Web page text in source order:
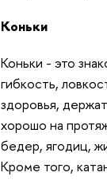
Коньки
Коньки - это
гибкость,
здоровья,
хорошо на
бедер, ягодиц,
Кроме того,